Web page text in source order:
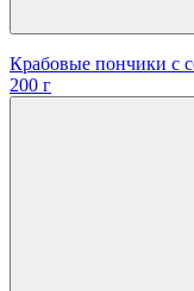
Крабовые пончики с
200 г